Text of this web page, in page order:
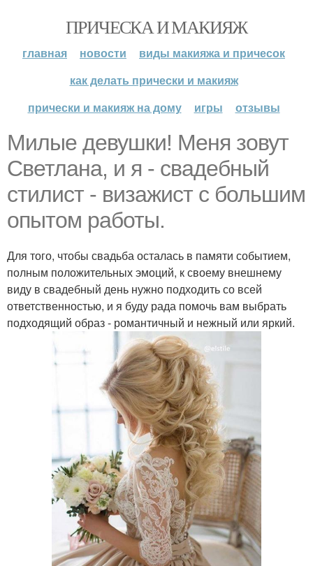
ПРИЧЕСКА И МАКИЯЖ
главная новости
виды макияжа и причесок
как делать прически и макияж
прически и макияж на дому
игры отзывы
Милые девушки! Меня зовут
Светлана, и я - свадебный
стилист - визажист с большим
опытом работы.
Для того, чтобы свадьба осталась в памяти событием,
полным положительных эмоций, к своему внешнему
виду в свадебный день нужно подходить со всей
ответственностью, и я буду рада помочь вам выбрать
подходящий образ - романтичный и нежный или яркий.